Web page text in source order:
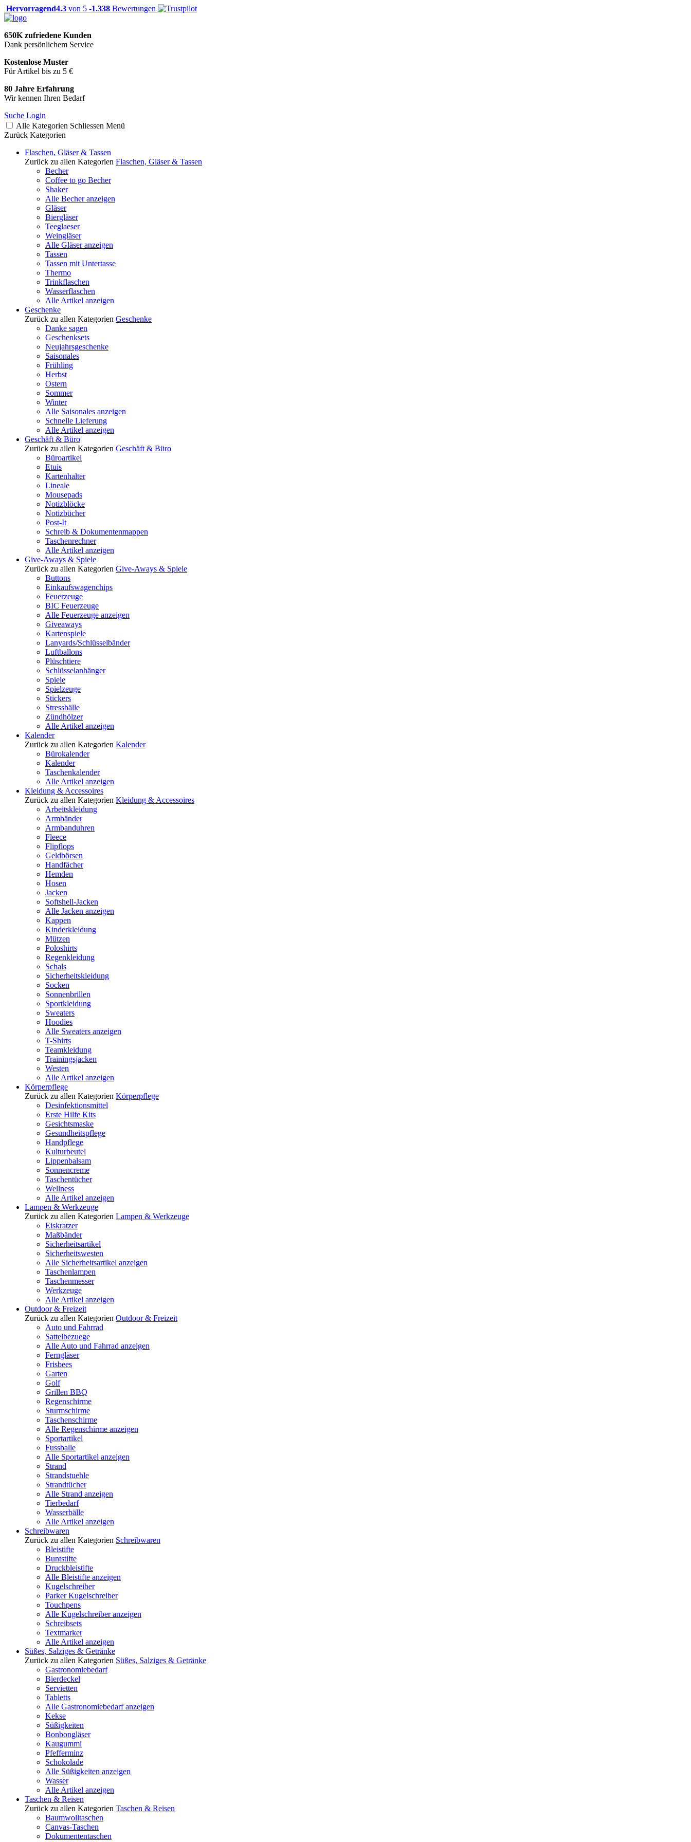
Hervorragend4.3 von 5 -1.338 Bewertungen
650K zufriedene Kunden
Dank persönlichem Service
Kostenlose Muster
Für Artikel bis zu 5 €
80 Jahre Erfahrung
Wir kennen Ihren Bedarf
Suche Login
Alle Kategorien Schliessen Menü
Zurück Kategorien
Flaschen, Gläser & Tassen
Zurück zu allen Kategorien Flaschen, Gläser & Tassen
Becher
Coffee to go Becher
Shaker
Alle Becher anzeigen
Gläser
Biergläser
Teeglaeser
Weingläser
Alle Gläser anzeigen
Tassen
Tassen mit Untertasse
Thermo
Trinkflaschen
Wasserflaschen
Alle Artikel anzeigen
Geschenke
Zurück zu allen Kategorien Geschenke
Danke sagen
Geschenksets
Neujahrsgeschenke
Saisonales
Frühling
Herbst
Ostern
Sommer
Winter
Alle Saisonales anzeigen
Schnelle Lieferung
Alle Artikel anzeigen
Geschäft & Büro
Zurück zu allen Kategorien Geschäft & Büro
Büroartikel
Etuis
Kartenhalter
Lineale
Mousepads
Notizblöcke
Notizbücher
Post-It
Schreib & Dokumentenmappen
Taschenrechner
Alle Artikel anzeigen
Give-Aways & Spiele
Zurück zu allen Kategorien Give-Aways & Spiele
Buttons
Einkaufswagenchips
Feuerzeuge
BIC Feuerzeuge
Alle Feuerzeuge anzeigen
Giveaways
Kartenspiele
Lanyards/Schlüsselbänder
Luftballons
Plüschtiere
Schlüsselanhänger
Spiele
Spielzeuge
Stickers
Stressbälle
Zündhölzer
Alle Artikel anzeigen
Kalender
Zurück zu allen Kategorien Kalender
Bürokalender
Kalender
Taschenkalender
Alle Artikel anzeigen
Kleidung & Accessoires
Zurück zu allen Kategorien Kleidung & Accessoires
Arbeitskleidung
Armbänder
Armbanduhren
Fleece
Flipflops
Geldbörsen
Handfächer
Hemden
Hosen
Jacken
Softshell-Jacken
Alle Jacken anzeigen
Kappen
Kinderkleidung
Mützen
Poloshirts
Regenkleidung
Schals
Sicherheitskleidung
Socken
Sonnenbrillen
Sportkleidung
Sweaters
Hoodies
Alle Sweaters anzeigen
T-Shirts
Teamkleidung
Trainingsjacken
Westen
Alle Artikel anzeigen
Körperpflege
Zurück zu allen Kategorien Körperpflege
Desinfektionsmittel
Erste Hilfe Kits
Gesichtsmaske
Gesundheitspflege
Handpflege
Kulturbeutel
Lippenbalsam
Sonnencreme
Taschentücher
Wellness
Alle Artikel anzeigen
Lampen & Werkzeuge
Zurück zu allen Kategorien Lampen & Werkzeuge
Eiskratzer
Maßbänder
Sicherheitsartikel
Sicherheitswesten
Alle Sicherheitsartikel anzeigen
Taschenlampen
Taschenmesser
Werkzeuge
Alle Artikel anzeigen
Outdoor & Freizeit
Zurück zu allen Kategorien Outdoor & Freizeit
Auto und Fahrrad
Sattelbezuege
Alle Auto und Fahrrad anzeigen
Ferngläser
Frisbees
Garten
Golf
Grillen BBQ
Regenschirme
Sturmschirme
Taschenschirme
Alle Regenschirme anzeigen
Sportartikel
Fussballe
Alle Sportartikel anzeigen
Strand
Strandstuehle
Strandtücher
Alle Strand anzeigen
Tierbedarf
Wasserbälle
Alle Artikel anzeigen
Schreibwaren
Zurück zu allen Kategorien Schreibwaren
Bleistifte
Buntstifte
Druckbleistifte
Alle Bleistifte anzeigen
Kugelschreiber
Parker Kugelschreiber
Touchpens
Alle Kugelschreiber anzeigen
Schreibsets
Textmarker
Alle Artikel anzeigen
Süßes, Salziges & Getränke
Zurück zu allen Kategorien Süßes, Salziges & Getränke
Gastronomiebedarf
Bierdeckel
Servietten
Tabletts
Alle Gastronomiebedarf anzeigen
Kekse
Süßigkeiten
Bonbongläser
Kaugummi
Pfefferminz
Schokolade
Alle Süßigkeiten anzeigen
Wasser
Alle Artikel anzeigen
Taschen & Reisen
Zurück zu allen Kategorien Taschen & Reisen
Baumwolltaschen
Canvas-Taschen
Dokumententaschen